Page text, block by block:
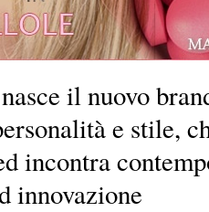
il nuovo
e stile,
incontra
innovazione